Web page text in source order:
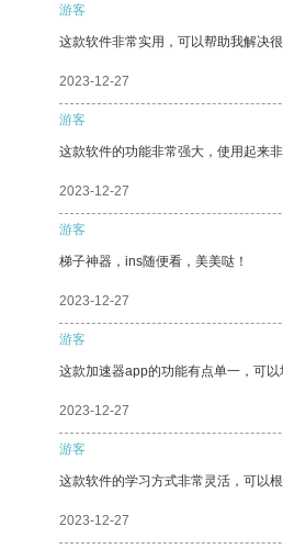
游客
这款软件非常实用，可以帮助我解决
2023-12-27
游客
这款软件的功能非常强大，使用起来非
2023-12-27
游客
梯子神器，ins随便看，美美哒！
2023-12-27
游客
这款加速器app的功能有点单一，可
2023-12-27
游客
这款软件的学习方式非常灵活，可以
2023-12-27